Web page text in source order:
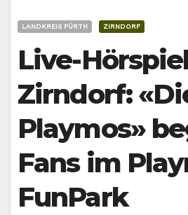
LANDKREIS FÜRTH ZIRNDORF
Live-
Zirndorf:
Playmos»
Fans im
FunPark